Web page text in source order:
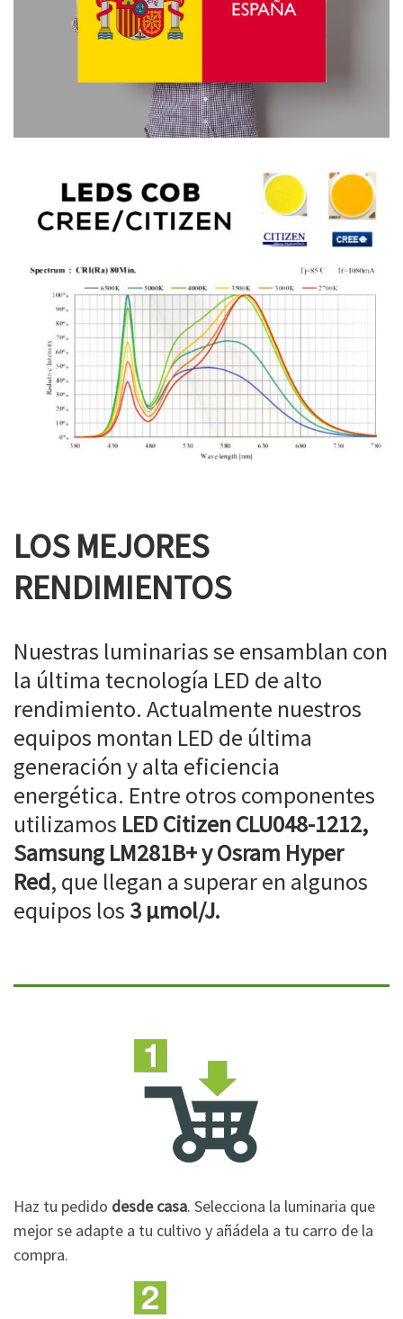
LOS MEJORES
RENDIMIENTOS
Nuestras luminarias se ensamblan con
la última tecnología LED de alto
rendimiento. Actualmente nuestros
equipos montan LED de última
generación y alta eficiencia
energética. Entre otros componentes
utilizamos LED Citizen CLU048-1212,
Samsung LM281B+ y Osram Hyper
Red, que llegan a superar en algunos
equipos los 3 µmol/J.
Haz tu pedido desde casa. Selecciona la luminaria que
mejor se adapte a tu cultivo y añádela a tu carro de la
compra.